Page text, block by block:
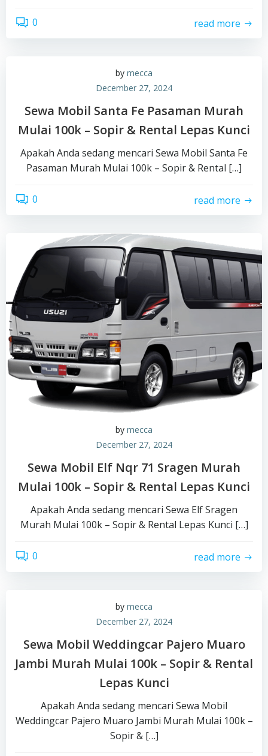
0 read more
by mecca
December 27, 2024
Sewa Mobil Santa Fe Pasaman Murah
Mulai 100k – Sopir & Rental Lepas Kunci
Apakah Anda sedang mencari Sewa Mobil Santa Fe
Pasaman Murah Mulai 100k – Sopir & Rental […]
0 read more
by mecca
December 27, 2024
Sewa Mobil Elf Nqr 71 Sragen Murah
Mulai 100k – Sopir & Rental Lepas Kunci
Apakah Anda sedang mencari Sewa Elf Sragen
Murah Mulai 100k – Sopir & Rental Lepas Kunci […]
0 read more
by mecca
December 27, 2024
Sewa Mobil Weddingcar Pajero Muaro
Jambi Murah Mulai 100k – Sopir & Rental
Lepas Kunci
Apakah Anda sedang mencari Sewa Mobil
Weddingcar Pajero Muaro Jambi Murah Mulai 100k –
Sopir & […]